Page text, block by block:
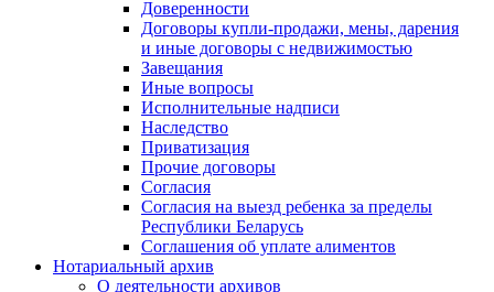
Доверенности
Договоры купли-продажи, мены, дарения
и иные договоры с недвижимостью
Завещания
Иные вопросы
Исполнительные надписи
Наследство
Приватизация
Прочие договоры
Согласия
Согласия на выезд ребенка за пределы
Республики Беларусь
Соглашения об уплате алиментов
Нотариальный архив
О деятельности архивов